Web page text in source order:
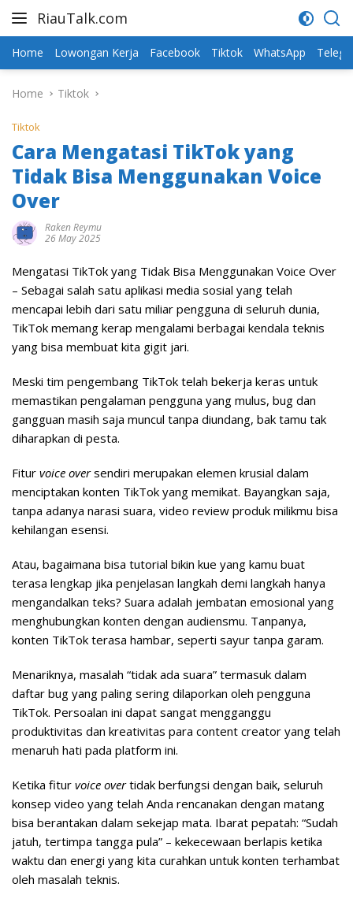
RiauTalk.com
Update
Terkini
Home Lowongan Kerja Facebook Tiktok WhatsApp
Home Tiktok
Tiktok
Cara Mengatasi TikTok yang
Tidak Bisa Menggunakan Voice
Over
Raken Reymu
26 May 2025
Mengatasi TikTok yang Tidak Bisa Menggunakan Voice Over
– Sebagai salah satu aplikasi media sosial yang telah
mencapai lebih dari satu miliar pengguna di seluruh dunia,
TikTok memang kerap mengalami berbagai kendala teknis
yang bisa membuat kita gigit jari.
Meski tim pengembang TikTok telah bekerja keras untuk
memastikan pengalaman pengguna yang mulus, bug dan
gangguan masih saja muncul tanpa diundang, bak tamu tak
diharapkan di pesta.
Fitur voice oversendiri merupakan elemen krusial dalam
menciptakan konten TikTok yang memikat. Bayangkan saja,
tanpa adanya narasi suara, video review produk milikmu bisa
kehilangan esensi.
Atau, bagaimana bisa tutorial bikin kue yang kamu buat
terasa lengkap jika penjelasan langkah demi langkah hanya
mengandalkan teks? Suara adalah jembatan emosional yang
menghubungkan konten dengan audiensmu. Tanpanya,
konten TikTok terasa hambar, seperti sayur tanpa garam.
Menariknya, masalah “tidak ada suara” termasuk dalam
daftar bug yang paling sering dilaporkan oleh pengguna
TikTok. Persoalan ini dapat sangat mengganggu
produktivitas dan kreativitas para content creator yang telah
menaruh hati pada platform ini.
Ketika fitur voice overtidak berfungsi dengan baik, seluruh
konsep video yang telah Anda rencanakan dengan matang
bisa berantakan dalam sekejap mata. Ibarat pepatah: “Sudah
jatuh, tertimpa tangga pula” – kekecewaan berlapis ketika
waktu dan energi yang kita curahkan untuk konten terhambat
oleh masalah teknis.